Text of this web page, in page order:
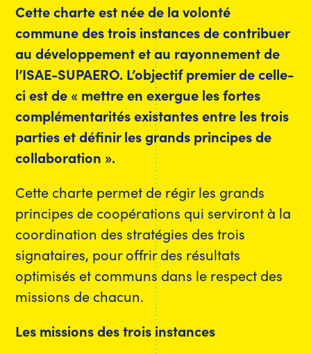
Cette charte est née de la volonté
commune des trois instances de contribuer
au développement et au rayonnement de
l’ISAE-SUPAERO. L’objectif premier de celle-
ci est de « mettre en exergue les fortes
complémentarités existantes entre les trois
parties et définir les grands principes de
collaboration ».
Cette charte permet de régir les grands
principes de coopérations qui serviront à la
coordination des stratégies des trois
signataires, pour offrir des résultats
optimisés et communs dans le respect des
missions de chacun.
Les missions des trois instances